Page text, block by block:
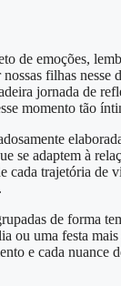
emoções,
filhas
jornada de
momento tão
adaptem à
trajetória de
de forma
uma festa
e cada